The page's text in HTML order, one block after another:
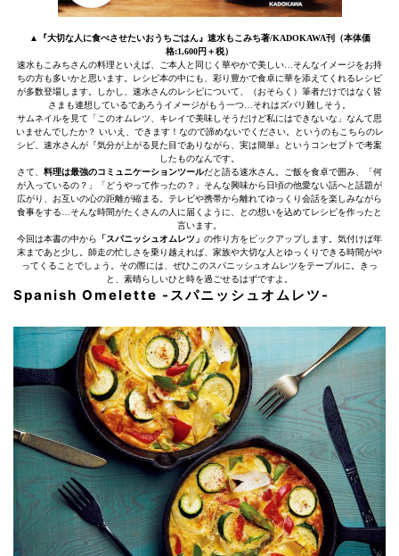
▲『大切な人に食べさせたいおうちごはん』速水もこみち著/KADOKAWA刊（本体価
格:1,600円＋税）
速水もこみちさんの料理といえば、ご本人と同じく華やかで美しい…そんなイメージをお持
ちの方も多いかと思います。レシピ本の中にも、彩り豊かで食卓に華を添えてくれるレシピ
が多数登場します。しかし、速水さんのレシピについて、（おそらく）筆者だけではなく皆
さまも連想しているであろうイメージがもう一つ…それはズバリ難しそう。
サムネイルを見て「このオムレツ、キレイで美味しそうだけど私にはできないな」なんて思
いませんでしたか？ いいえ、できます！なので諦めないでください。というのもこちらのレ
シピ、速水さんが『気分が上がる見た目でありながら、実は簡単』というコンセプトで考案
したものなんです。
さて、 料理は最強のコミュニケーションツールだと語る速水さん。ご飯を食卓で囲み、「何
が入っているの？」「どうやって作ったの？」そんな興味から日頃の他愛ない話へと話題が
広がり、お互いの心の距離が縮まる。テレビや携帯から離れてゆっくり会話を楽しみながら
食事をする…そんな時間がたくさんの人に届くように、との想いを込めてレシピを作ったと
言います。
今回は本書の中から 「スパニッシュオムレツ」 の作り方をピックアップします。気付けば年
末まであと少し。師走の忙しさを乗り越えれば、家族や大切な人とゆっくりできる時間がや
ってくることでしょう。その際には、ぜひこのスパニッシュオムレツをテーブルに。きっ
と、素晴らしいひと時を過ごせるはずですよ。
Spanish Omelette -スパニッシュオムレツ-